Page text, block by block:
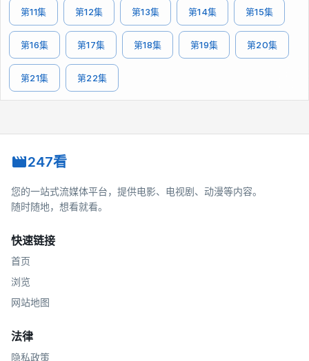
第11集 第12集 第13集 第14集 第15集
第16集 第17集 第18集 第19集 第20集
第21集 第22集
247看
您的一站式流媒体平台，提供电影、电视剧、动漫等内容。
随时随地，想看就看。
快速链接
首页
浏览
网站地图
法律
隐私政策